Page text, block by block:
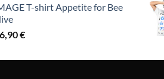
T-shirt Appetite for Bee
€